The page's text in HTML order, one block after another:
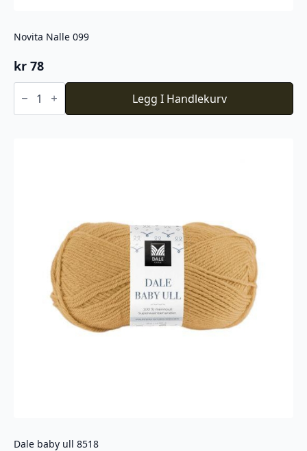
Novita Nalle 099
kr 78
Novita
Nalle
antall
Legg I Handlekurv
Dale baby ull 8518